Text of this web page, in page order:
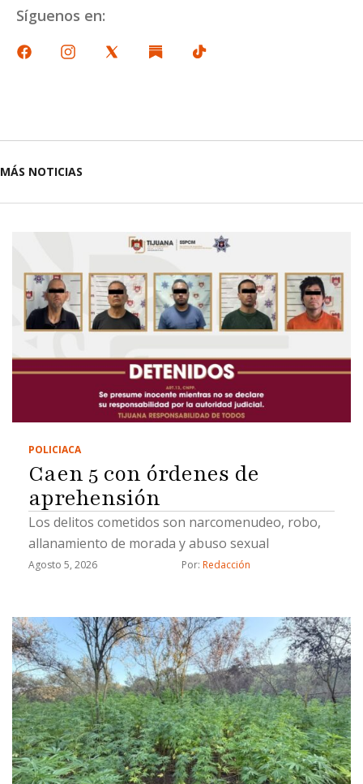
Síguenos en:
MÁS NOTICIAS
POLICIACA
Caen 5 con órdenes de
aprehensión
Los delitos cometidos son narcomenudeo, robo,
allanamiento de morada y abuso sexual
Agosto 5, 2026 Por: Redacción